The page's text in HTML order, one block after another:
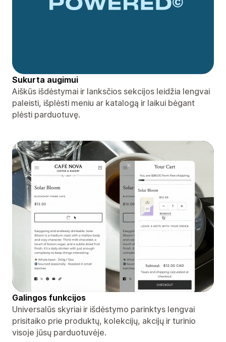
Sukurta augimui
Aiškūs išdėstymai ir lanksčios sekcijos leidžia lengvai
paleisti, išplėsti meniu ar katalogą ir laikui bėgant
plėsti parduotuvę.
Galingos funkcijos
Universalūs skyriai ir išdėstymo parinktys lengvai
prisitaiko prie produktų, kolekcijų, akcijų ir turinio
visoje jūsų parduotuvėje.